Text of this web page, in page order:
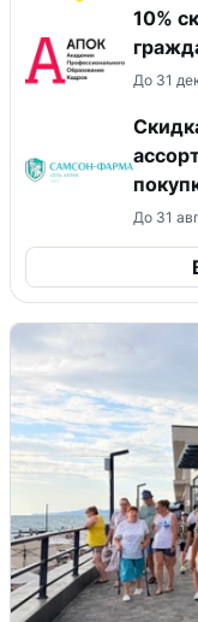
10%
До 31
До 31